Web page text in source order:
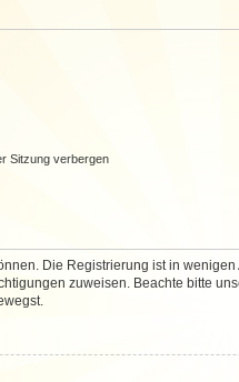
Sitzung verbergen
Die Registrierung ist in
zuweisen. Beachte bitte